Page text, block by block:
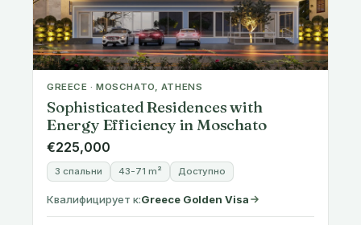
GREECE · MOSCHATO, ATHENS
Energy Efficiency in Moschato
€225,000
3 спальни
Квалифицирует к:Greece Golden Visa
Цена ниже порога входа